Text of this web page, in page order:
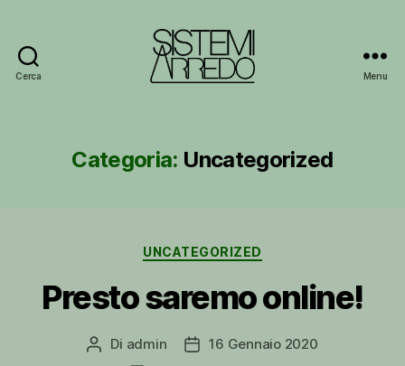
Cerca Menu
Categoria: Uncategorized
Categorie
UNCATEGORIZED
Presto saremo online!
Autore
Di admin
Data16 Gennaio 2020